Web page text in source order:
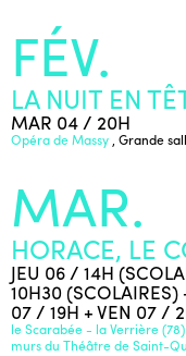
FÉV.
LA NUIT EN
MAR 04 / 20H
Opéra de Massy , Grande
MAR.
HORACE, LE
JEU 06 / 14H
10H30 (SCOLAIRES)
07 / 19H + VEN 07 /
le Scarabée - la Verrière
murs du Théâtre de Saint-